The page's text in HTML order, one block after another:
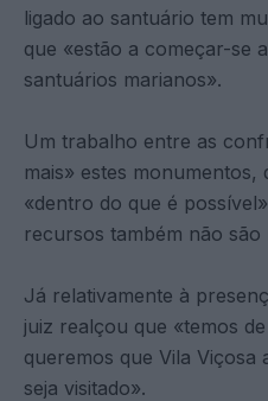
ligado ao santuário tem
que «estão a começar-se
santuários marianos».
Um trabalho entre as
mais» estes monumentos,
«dentro do que é
recursos também não são
Já relativamente à
juiz realçou que «temos
queremos que Vila
seja visitado».